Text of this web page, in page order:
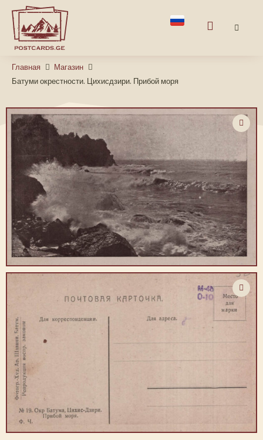
Главная
Магазин
Батуми окрестности. Цихисдзири. Прибой моря